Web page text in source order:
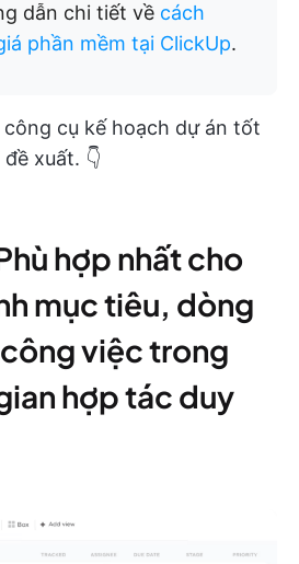
dẫn chi tiết về cách
phần mềm tại ClickUp.
cụ kế hoạch dự án tốt
xuất. 👇
hợp nhất cho
mục tiêu, dòng
việc trong
hợp tác duy